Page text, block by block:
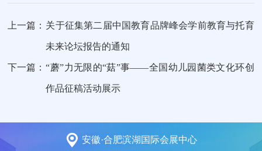
上一篇： 关于征集第二届中国教育品牌峰会学前教育与托育
未来论坛报告的通知
下一篇： “蘑”力无限的“菇”事——全国幼儿园菌类文化环创
作品征稿活动展示
安徽·合肥滨湖国际会展中心